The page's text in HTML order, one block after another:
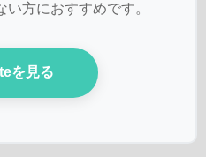
方におすすめです。
を見る